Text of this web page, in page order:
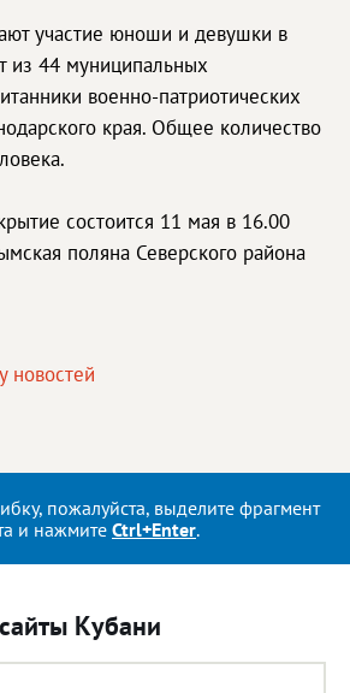
участие юноши и девушки в
из 44 муниципальных
военно-патриотических
края. Общее количество
состоится 11 мая в 16.00
поляна Северского района
новостей
пожалуйста, выделите фрагмент
и нажмите Ctrl+Enter.
Кубани